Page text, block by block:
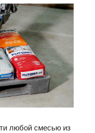
любой смесью из